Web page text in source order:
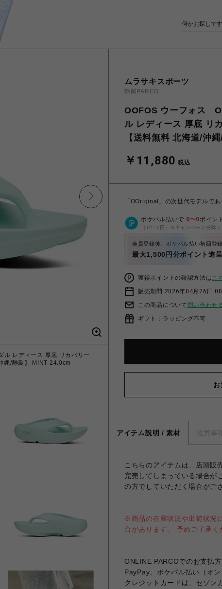
レディース 厚底 リカバリー
縄/離島】 MINT 24.0cm
ムラサキスポーツ
静岡PARCO
OOFOS ウーフォス
ル レディース 厚底 リ
【送料無料 北海道/沖縄
￥11,880 税込
「OOriginal」の次世代モデルで
ポケパル払いで 0〜0ポイント
（1P=1円）※キャンペーン分除く
会員登録後、ポケパル払い初回登
最大1,500円分ポイント進呈
獲得ポイントの確認方法はこ
販売期間 2026年04月26日
この商品について 問い合わせ
ギフト：ラッピング不可
アイテム説明 / 素材 注意事
こちらのアイテムは、店頭販
完売してしまっている場合が
の方でしていただく場合がご
※商品の在庫状況や出荷状況
合があります。 予めご了承く
ONLINE PARCOでのお支払
PayPay、ポケパル払い（オ
クレジットカードは、セゾン